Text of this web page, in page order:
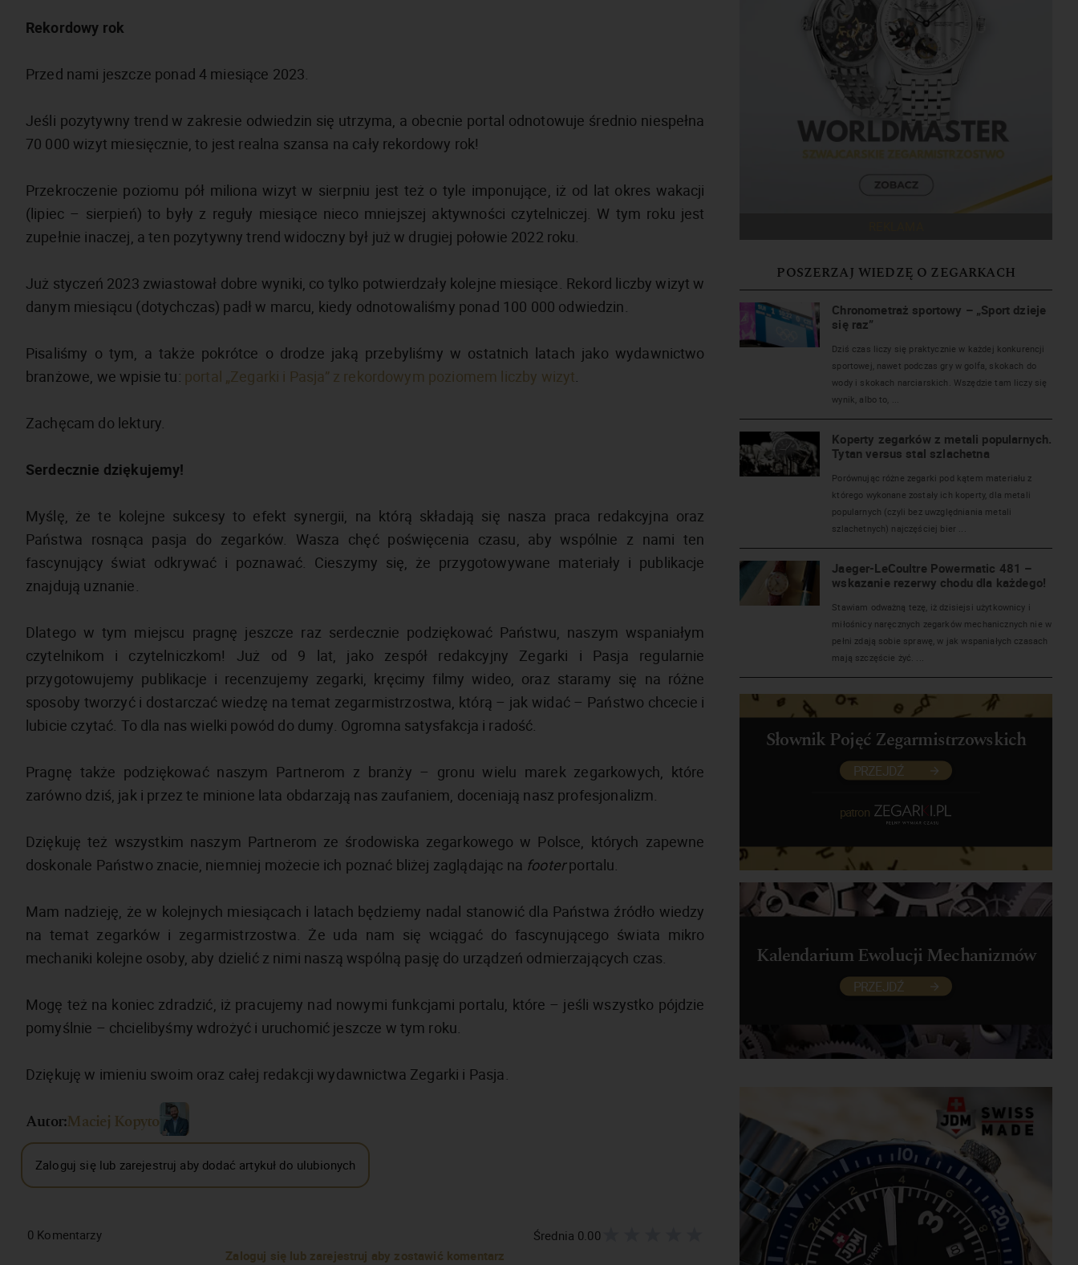
Rekordowy rok
Przed nami jeszcze ponad 4 miesiące 2023.
Jeśli pozytywny trend w zakresie odwiedzin się utrzyma, a obecnie portal odnotowuje średnio niespełna
70 000 wizyt miesięcznie, to jest realna szansa na cały rekordowy rok!
Przekroczenie poziomu pół miliona wizyt w sierpniu jest też o tyle imponujące, iż od lat okres wakacji
(lipiec – sierpień) to były z reguły miesiące nieco mniejszej aktywności czytelniczej. W tym roku jest
zupełnie inaczej, a ten pozytywny trend widoczny był już w drugiej połowie 2022 roku.
Już styczeń 2023 zwiastował dobre wyniki, co tylko potwierdzały kolejne miesiące. Rekord liczby wizyt w
danym miesiącu (dotychczas) padł w marcu, kiedy odnotowaliśmy ponad 100 000 odwiedzin.
Pisaliśmy o tym, a także pokrótce o drodze jaką przebyliśmy w ostatnich latach jako wydawnictwo
branżowe, we wpisie tu: portal „Zegarki i Pasja” z rekordowym poziomem liczby wizyt.
Zachęcam do lektury.
Serdecznie dziękujemy!
Myślę, że te kolejne sukcesy to efekt synergii, na którą składają się nasza praca redakcyjna oraz
Państwa rosnąca pasja do zegarków. Wasza chęć poświęcenia czasu, aby wspólnie z nami ten
fascynujący świat odkrywać i poznawać. Cieszymy się, że przygotowywane materiały i publikacje
znajdują uznanie.
Dlatego w tym miejscu pragnę jeszcze raz serdecznie podziękować Państwu, naszym wspaniałym
czytelnikom i czytelniczkom! Już od 9 lat, jako zespół redakcyjny Zegarki i Pasja regularnie
przygotowujemy publikacje i recenzujemy zegarki, kręcimy filmy wideo, oraz staramy się na różne
sposoby tworzyć i dostarczać wiedzę na temat zegarmistrzostwa, którą – jak widać – Państwo chcecie i
lubicie czytać. To dla nas wielki powód do dumy. Ogromna satysfakcja i radość.
Pragnę także podziękować naszym Partnerom z branży – gronu wielu marek zegarkowych, które
zarówno dziś, jak i przez te minione lata obdarzają nas zaufaniem, doceniają nasz profesjonalizm.
Dziękuję też wszystkim naszym Partnerom ze środowiska zegarkowego w Polsce, których zapewne
doskonale Państwo znacie, niemniej możecie ich poznać bliżej zaglądając na footerportalu.
Mam nadzieję, że w kolejnych miesiącach i latach będziemy nadal stanowić dla Państwa źródło wiedzy
na temat zegarków i zegarmistrzostwa. Że uda nam się wciągać do fascynującego świata mikro
mechaniki kolejne osoby, aby dzielić z nimi naszą wspólną pasję do urządzeń odmierzających czas.
Mogę też na koniec zdradzić, iż pracujemy nad nowymi funkcjami portalu, które – jeśli wszystko pójdzie
pomyślnie – chcielibyśmy wdrożyć i uruchomić jeszcze w tym roku.
Dziękuję w imieniu swoim oraz całej redakcji wydawnictwa Zegarki i Pasja.
Autor:Maciej Kopyto
Zaloguj się lub zarejestruj aby dodać artykuł do ulubionych
0 Komentarzy Średnia 0.00
Zaloguj się lub zarejestruj aby zostawić komentarz
POSZERZAJ WIEDZĘ O ZEGARKACH
Chronometraż sportowy – „Sport dzieje
się raz”
Dziś czas liczy się praktycznie w każdej konkurencji
sportowej, nawet podczas gry w golfa, skokach do
wody i skokach narciarskich. Wszędzie tam liczy się
wynik, albo to, ...
Koperty zegarków z metali popularnych.
Tytan versus stal szlachetna
Porównując różne zegarki pod kątem materiału z
którego wykonane zostały ich koperty, dla metali
popularnych (czyli bez uwzględniania metali
szlachetnych) najczęściej bier ...
Jaeger-LeCoultre Powermatic 481 –
wskazanie rezerwy chodu dla każdego!
Stawiam odważną tezę, iż dzisiejsi użytkownicy i
miłośnicy naręcznych zegarków mechanicznych nie w
pełni zdają sobie sprawę, w jak wspaniałych czasach
mają szczęście żyć. ...
Słownik Pojęć Zegarmistrzowskich
PRZEJDŹ
patron
Kalendarium Ewolucji Mechanizmów
PRZEJDŹ